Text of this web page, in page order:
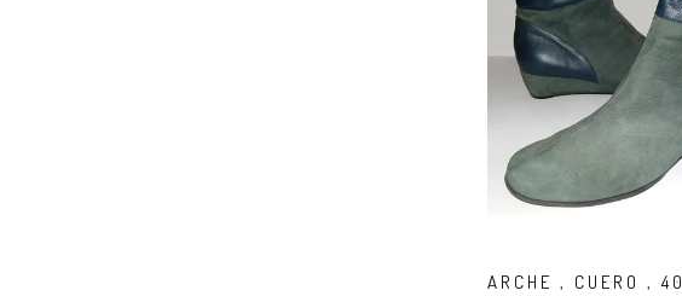
ARCHE , CUERO , 40